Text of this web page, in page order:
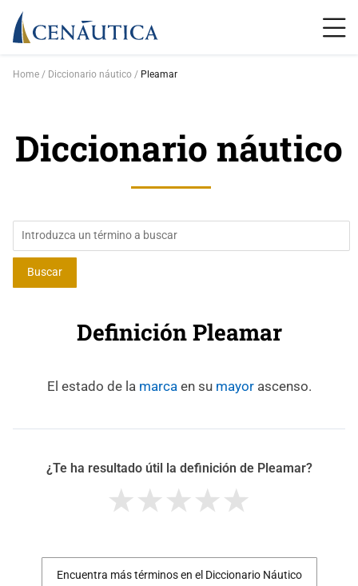
Home Diccionario náutico Pleamar
Diccionario náutico
Definición Pleamar
El estado de la marcaen su mayorascenso.
¿Te ha resultado útil la definición de Pleamar?
Encuentra más términos en el Diccionario Náutico